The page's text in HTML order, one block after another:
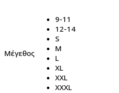
Μέγεθος
9-11
12-14
S
M
L
XL
XXL
XXXL